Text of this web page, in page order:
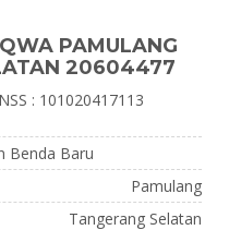
PAMULANG
20604477
: 101020417113
Benda Baru
Pamulang
Tangerang Selatan